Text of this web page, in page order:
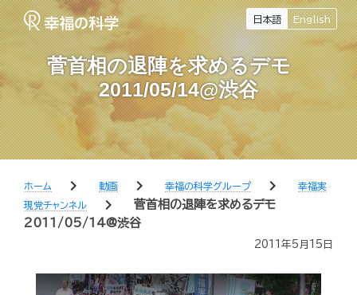
日本語 English
菅首相の退陣を求めるデモ
2011/05/14@渋谷
ホーム chevron_right 動画 chevron_right 幸福の科学グループ chevron_right
幸福実
現党チャンネル
chevron_right
菅首相の退陣を求めるデモ
2011/05/14@渋谷
2011年5月15日